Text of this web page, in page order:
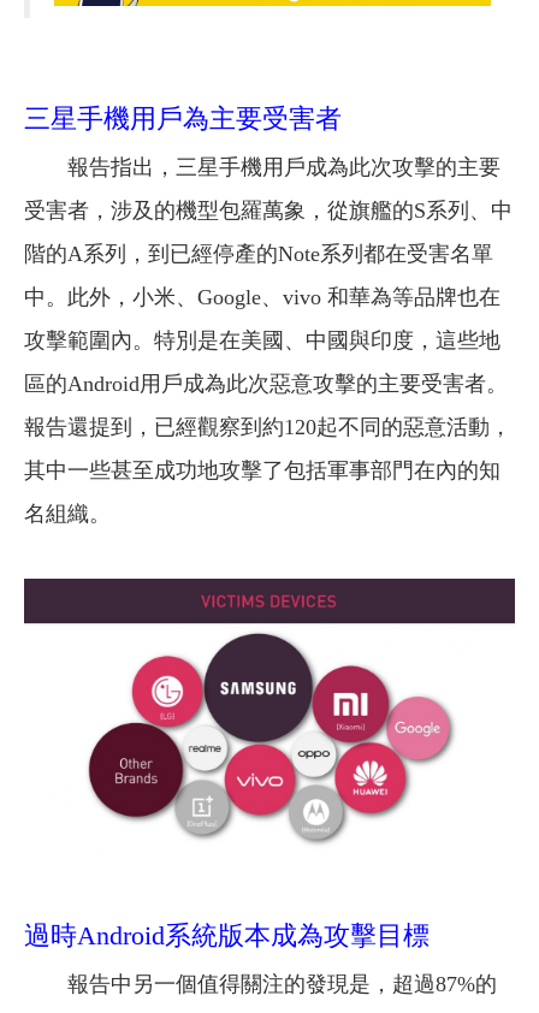
三星手機用戶為主要受害者
報告指出，三星手機用戶成為此次攻擊的主要
受害者，涉及的機型包羅萬象，從旗艦的S系列、中
階的A系列，到已經停產的Note系列都在受害名單
中。此外，小米、Google、vivo 和華為等品牌也在
攻擊範圍內。特別是在美國、中國與印度，這些地
區的Android用戶成為此次惡意攻擊的主要受害者。
報告還提到，已經觀察到約120起不同的惡意活動，
其中一些甚至成功地攻擊了包括軍事部門在內的知
名組織。
過時Android系統版本成為攻擊目標
報告中另一個值得關注的發現是，超過87%的